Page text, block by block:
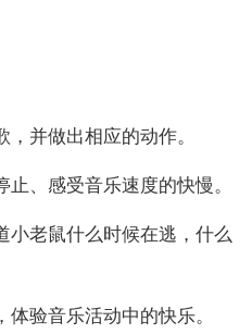
并做出相应的动作。
、感受音乐速度的快慢。
老鼠什么时候在逃，什么
验音乐活动中的快乐。